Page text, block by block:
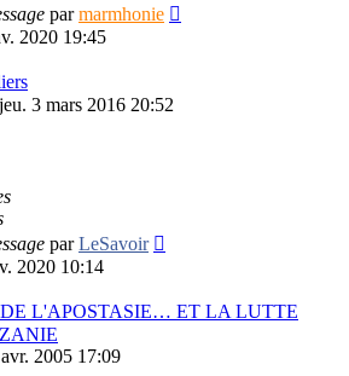
parmarmhonie
2020 19:45
jeu. 3 mars 2016 20:52
parLeSavoir
2020 10:14
L'APOSTASIE… ET LA LUTTE
2005 17:09